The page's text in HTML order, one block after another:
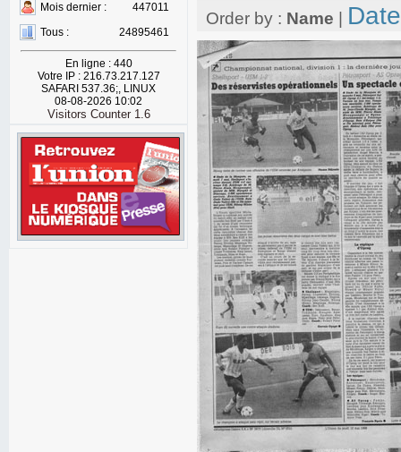
Mois dernier :
447011
Tous :
24895461
En ligne : 440
Votre IP : 216.73.217.127
SAFARI 537.36;, LINUX
08-08-2026 10:02
Visitors Counter 1.6
Order by : Name Date